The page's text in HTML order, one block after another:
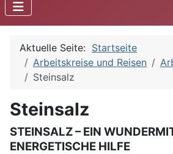
Aktuelle Seite: Startseite
Arbeitskreise und Reisen
Steinsalz
Steinsalz
STEINSALZ – EIN
ENERGETISCHE HILFE